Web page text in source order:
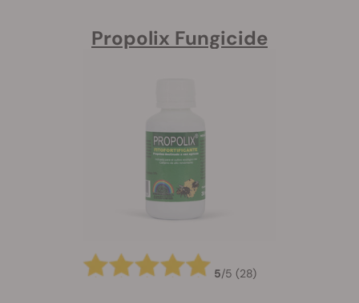
Propolix Fungicide
5/5 (28)